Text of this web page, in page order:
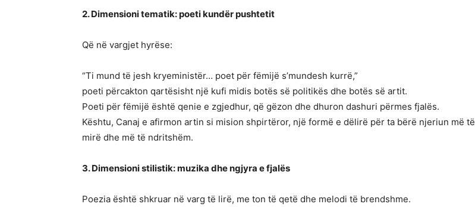
2. Dimensioni tematik: poeti kundër pushtetit
Që në vargjet hyrëse:
“Ti mund të jesh kryeministër… poet për fëmijë s’mundesh kurrë,”
poeti përcakton qartësisht një kufi midis botës së politikës dhe botës së artit.
Poeti për fëmijë është qenie e zgjedhur, që gëzon dhe dhuron dashuri përmes fjalës.
Kështu, Canaj e afirmon artin si mision shpirtëror, një formë e dëlirë për ta bërë njeriun më të
mirë dhe më të ndritshëm.
3. Dimensioni stilistik: muzika dhe ngjyra e fjalës
Poezia është shkruar në varg të lirë, me ton të qetë dhe melodi të brendshme.